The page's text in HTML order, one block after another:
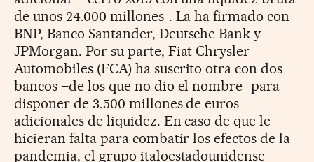
de unos 24.000 millones-. La ha firmado con
BNP, Banco Santander, Deutsche Bank y
JPMorgan. Por su parte, Fiat Chrysler
Automobiles (FCA) ha suscrito otra con dos
bancos –de los que no dio el nombre- para
disponer de 3.500 millones de euros
adicionales de liquidez. En caso de que le
hicieran falta para combatir los efectos de la
pandemia, el grupo italoestadounidense